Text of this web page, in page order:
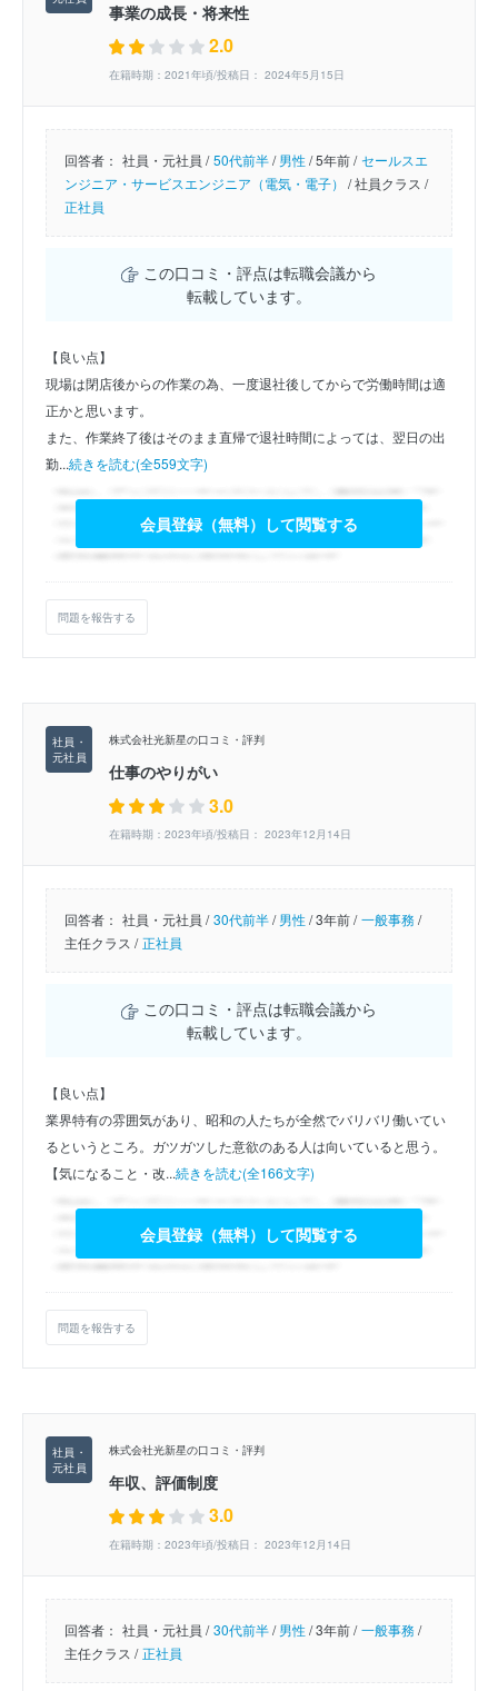
事業の成長・将来性
2.0
在籍時期：2021年頃/投稿日： 2024年5月15日
回答者： 社員・元社員 / 50代前半/男性/5年前 / セールスエ
ンジニア・サービスエンジニア（電気・電子） /社員クラス /
正社員
この口コミ・評点は転職会議から
転載しています。
【良い点】
現場は閉店後からの作業の為、一度退社後してからで労働時間は適
正かと思います。
また、作業終了後はそのまま直帰で退社時間によっては、翌日の出
勤...続きを読む(全559文字)
会員登録（無料）して閲覧する
問題を報告する
株式会社光新星の口コミ・評判
仕事のやりがい
3.0
在籍時期：2023年頃/投稿日： 2023年12月14日
回答者： 社員・元社員 / 30代前半/男性/3年前 / 一般事務/
主任クラス / 正社員
この口コミ・評点は転職会議から
転載しています。
【良い点】
業界特有の雰囲気があり、昭和の人たちが全然でバリバリ働いてい
るというところ。ガツガツした意欲のある人は向いていると思う。
【気になること・改...続きを読む(全166文字)
会員登録（無料）して閲覧する
問題を報告する
株式会社光新星の口コミ・評判
年収、評価制度
3.0
在籍時期：2023年頃/投稿日： 2023年12月14日
回答者： 社員・元社員 / 30代前半/男性/3年前 / 一般事務/
主任クラス / 正社員